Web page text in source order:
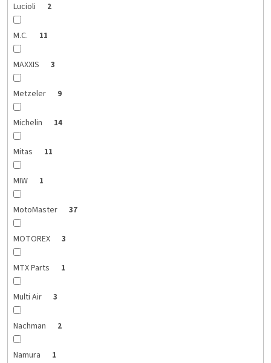
Lucioli 2
M.C. 11
MAXXIS 3
Metzeler 9
Michelin 14
Mitas 11
MIW 1
MotoMaster 37
MOTOREX 3
MTX Parts 1
Multi Air 3
Nachman 2
Namura 1